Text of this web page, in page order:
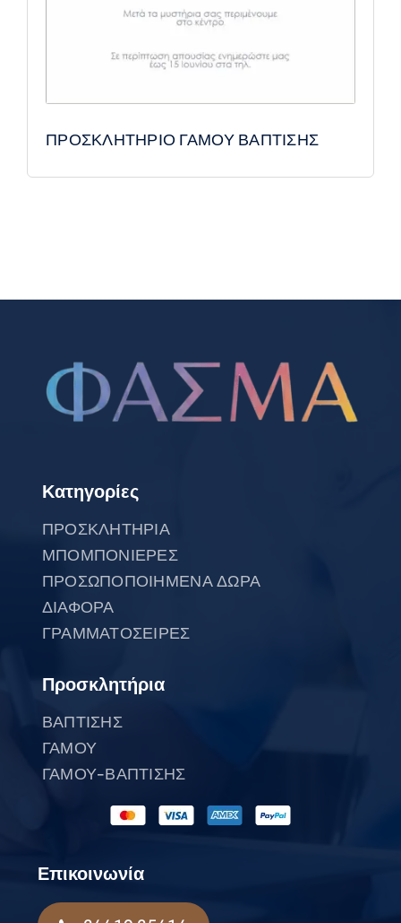
ΠΡΟΣΚΛΗΤΗΡΙΟ ΓΑΜΟΥ ΒΑΠΤΙΣΗΣ
Κατηγορίες
ΠΡΟΣΚΛΗΤΗΡΙΑ
ΜΠΟΜΠΟΝΙΕΡΕΣ
ΠΡΟΣΩΠΟΠΟΙΗΜΕΝΑ ΔΩΡΑ
ΔΙΑΦΟΡΑ
ΓΡΑΜΜΑΤΟΣΕΙΡΕΣ
Προσκλητήρια
ΒΑΠΤΙΣΗΣ
ΓΑΜΟΥ
ΓΑΜΟΥ-ΒΑΠΤΙΣΗΣ
Επικοινωνία